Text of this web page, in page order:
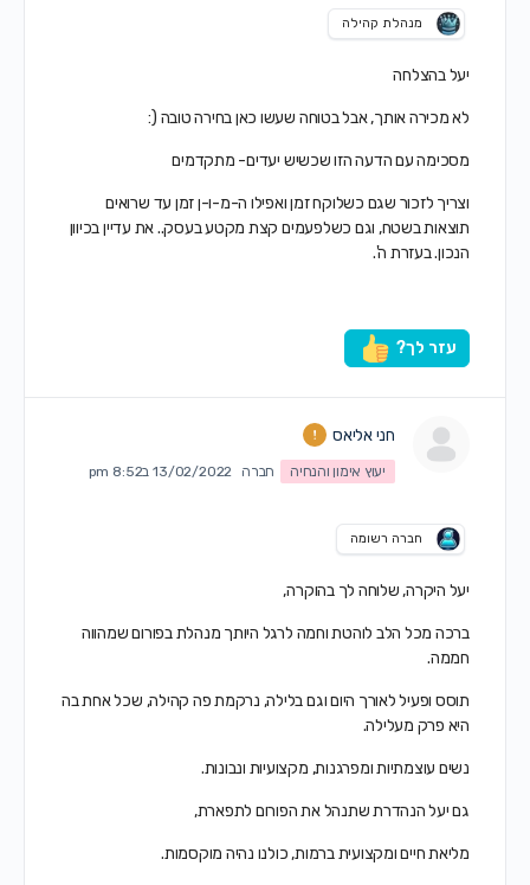
מנהלת קהילה
יעל בהצלחה
לא מכירה אותך, אבל בטוחה שעשו כאן בחירה טובה (:
מסכימה עם הדעה הזו שכשיש יעדים- מתקדמים
וצריך לזכור שגם כשלוקח זמן ואפילו ה-מ-ו-ן זמן עד שרואים
תוצאות בשטח, וגם כשלפעמים קצת מקטע בעסק.. את עדיין בכיוון
הנכון. בעזרת ה'.
עזר לך?
חני אליאס
יעוץ אימון והנחיה חברה 13/02/2022 ב8:52 pm
חברה רשומה
יעל היקרה, שלוחה לך בהוקרה,
ברכה מכל הלב לוהטת וחמה לרגל היותך מנהלת בפורום שמהווה
חממה.
תוסס ופעיל לאורך היום וגם בלילה, נרקמת פה קהילה, שכל אחת בה
היא פרק מעלילה.
נשים עוצמתיות ומפרגנות, מקצועיות ונבונות.
גם יעל הנהדרת שתנהל את הפורום לתפארת,
מליאת חיים ומקצועית ברמות, כולנו נהיה מוקסמות.